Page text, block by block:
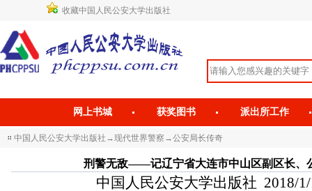
收藏中国人民公安大学出版社
网上书城 获奖图书 派出所工作
中国人民公安大学出版社 →现代世界警察 →公安局长传奇
刑警无敌——记辽宁省大连市中山区副区长、
中国人民公安大学出版社 2018/1/